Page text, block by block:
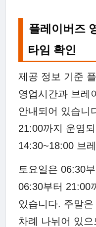
플레이버즈
타임 확인
제공 정보 기준
영업시간과 브레
안내되어 있습니
21:00까지 운영
14:30~18:00 브
토요일은 06:30
06:30부터 21:00
있습니다. 주말
차례 나뉘어 있